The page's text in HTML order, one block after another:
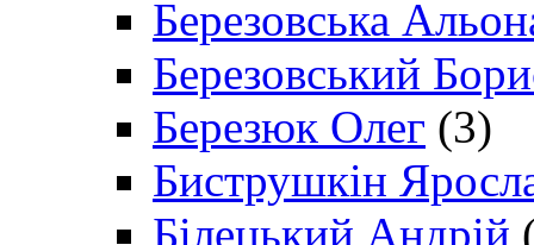
Березовська
Березовський
Березюк Олег (3)
Биструшкін
Білецький Андрій